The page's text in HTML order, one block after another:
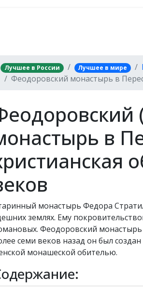
Лучшее в России Лучшее в мире
Феодоровский монастырь в
в
монастырь Федора
землях. Ему
Феодоровский монастырь
семи веков назад он был
монашеской обителью.